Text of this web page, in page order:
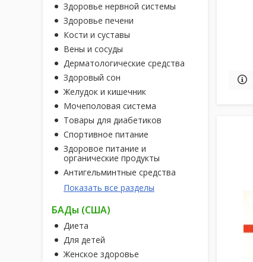
Здоровье нервной системы
Здоровье печени
Кости и суставы
Вены и сосуды
Дерматологические средства
Здоровый сон
Желудок и кишечник
Мочеполовая система
Товары для диабетиков
Спортивное питание
Здоровое питание и
органические продукты
Антигельминтные средства
Показать все разделы
БАДы (США)
Диета
Для детей
Женское здоровье